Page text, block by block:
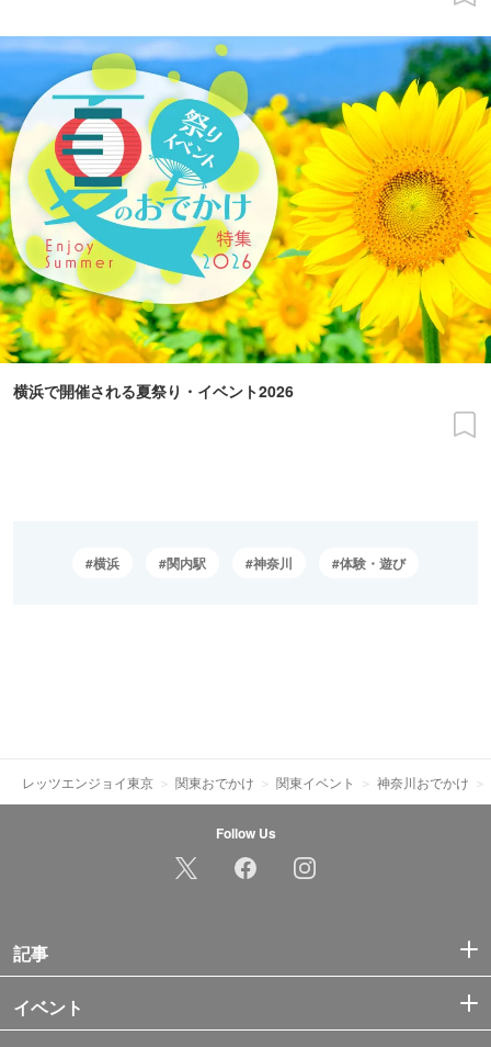
横浜で開催される夏祭り・イベント2026
横浜 関内駅 神奈川 体験・遊び
レッツエンジョイ東京 関東おでかけ 関東イベント 神奈川おでかけ
Follow Us
記事
イベント